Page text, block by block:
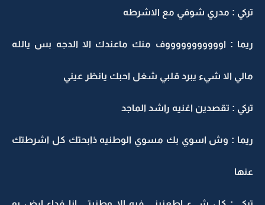
: مدري شوفي مع الاشرطه
: اوووووووووووف منك ماعندك الا الدجه بس يالله
الا شيء يبرد قلبي شغل احبك يانظر عيني
: تقصدين اغنيه راشد الماجد
: وش اسوي بك مسوي الوطنيه ذابحتك كل اشرطتك